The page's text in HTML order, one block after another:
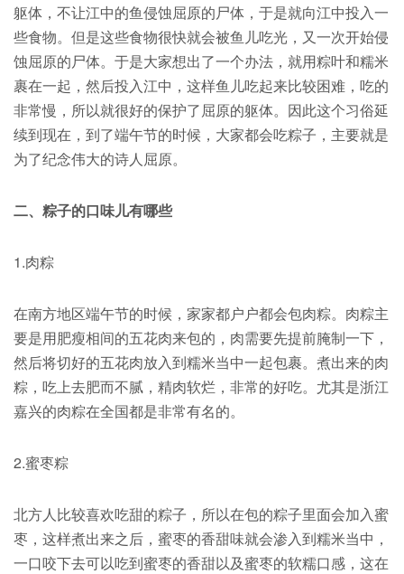
躯体，不让江中的鱼侵蚀屈原的尸体，于是就向江中投入一
些食物。但是这些食物很快就会被鱼儿吃光，又一次开始侵
蚀屈原的尸体。于是大家想出了一个办法，就用粽叶和糯米
裹在一起，然后投入江中，这样鱼儿吃起来比较困难，吃的
非常慢，所以就很好的保护了屈原的躯体。因此这个习俗延
续到现在，到了端午节的时候，大家都会吃粽子，主要就是
为了纪念伟大的诗人屈原。
二、粽子的口味儿有哪些
1.肉粽
在南方地区端午节的时候，家家都户户都会包肉粽。肉粽主
要是用肥瘦相间的五花肉来包的，肉需要先提前腌制一下，
然后将切好的五花肉放入到糯米当中一起包裹。煮出来的肉
粽，吃上去肥而不腻，精肉软烂，非常的好吃。尤其是浙江
嘉兴的肉粽在全国都是非常有名的。
2.蜜枣粽
北方人比较喜欢吃甜的粽子，所以在包的粽子里面会加入蜜
枣，这样煮出来之后，蜜枣的香甜味就会渗入到糯米当中，
一口咬下去可以吃到蜜枣的香甜以及蜜枣的软糯口感，这在